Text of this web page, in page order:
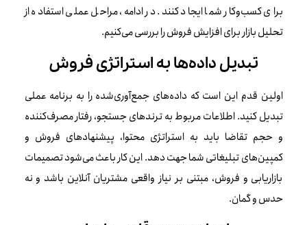
برای کسب‌وکار شما ایجاد کنند. در ادامه، مراحل عملی استفاده از
تحلیل بازار برای افزایش فروش را بررسی می‌کنیم.
تبدیل داده‌ها به استراتژی فروش
اولین قدم این است که داده‌های جمع‌آوری‌شده را به برنامه عملی
تبدیل کنید. اطلاعات مربوط به ترندهای جستجو، رفتار مصرف‌کننده
و حجم تقاضا باید به استراتژی محتوا، پیشنهادهای فروش و
کمپین‌های تبلیغاتی شما جهت دهد. این کار باعث می‌شود تصمیمات
بازاریابی و فروش، مبتنی بر نیاز واقعی مشتریان آنلاین باشد و نه
حدس و گمان.